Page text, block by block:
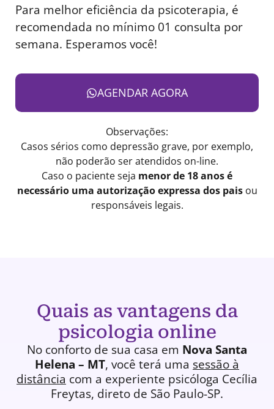
Para melhor eficiência da psicoterapia, é
recomendada no mínimo 01 consulta por
semana. Esperamos você!
AGENDAR AGORA
Observações:
Casos sérios como depressão grave, por exemplo,
não poderão ser atendidos on-line.
Caso o paciente seja menor de 18 anos é
necessário uma autorização expressa dos paisou
responsáveis legais.
Quais as vantagens da
psicologia online
No conforto de sua casa em Nova Santa
Helena – MT, você terá uma sessão à
distância com a experiente psicóloga Cecília
Freytas, direto de São Paulo-SP.